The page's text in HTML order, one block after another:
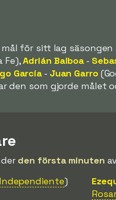
för sitt lag säsongen
Fe),Adrián Balboa -
García - Juan Garro
den som gjorde målet
den första minuten
)